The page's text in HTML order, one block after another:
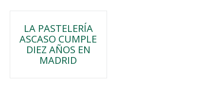
Navegación
de
entradas
LA PASTELERÍA
ASCASO CUMPLE
DIEZ AÑOS EN
MADRID